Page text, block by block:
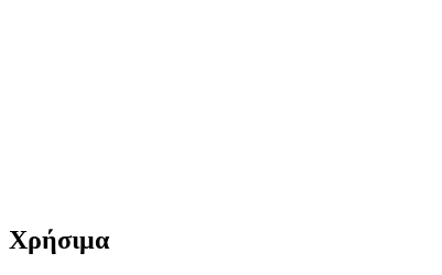
Χρήσιμα